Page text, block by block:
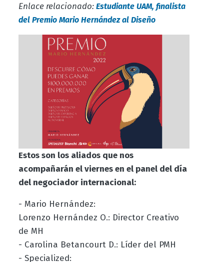
Enlace relacionado: Estudiante UAM, finalista
del Premio Mario Hernández al Diseño
Estos son los aliados que nos
acompañarán el viernes en el panel del día
del negociador internacional:
- Mario Hernández:
Lorenzo Hernández O.: Director Creativo
de MH
- Carolina Betancourt D.: Líder del PMH
- Specialized: